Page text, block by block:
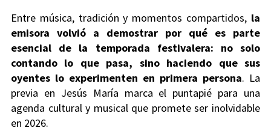
Entre música, tradición y momentos compartidos, la
emisora volvió a demostrar por qué es parte
esencial de la temporada festivalera: no solo
contando lo que pasa, sino haciendo que sus
oyentes lo experimenten en primera persona. La
previa en Jesús María marca el puntapié para una
agenda cultural y musical que promete ser inolvidable
en 2026.